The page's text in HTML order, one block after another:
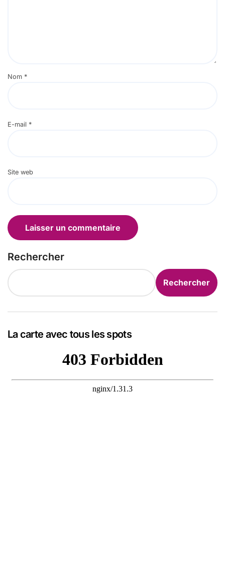
Nom *
E-mail *
Site web
Rechercher
Rechercher
La carte avec tous les spots